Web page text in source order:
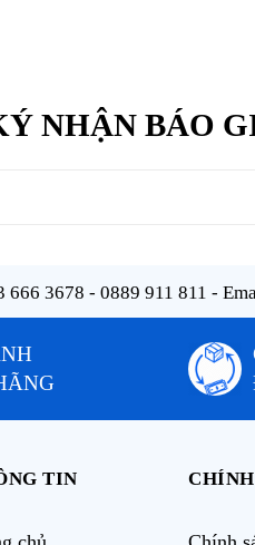
NHẬN BÁO
666 3678 - 0889 911 811 -
TIN